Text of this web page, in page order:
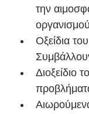
την
Οξείδια
Διοξείδιο